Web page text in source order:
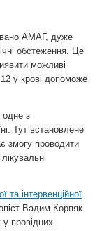
АМАГ, дуже
обстеження. Це
можливі
у крові допоможе
одне з
Тут встановлене
змогу проводити
та інтервенційної
Вадим Корпяк.
у провідних